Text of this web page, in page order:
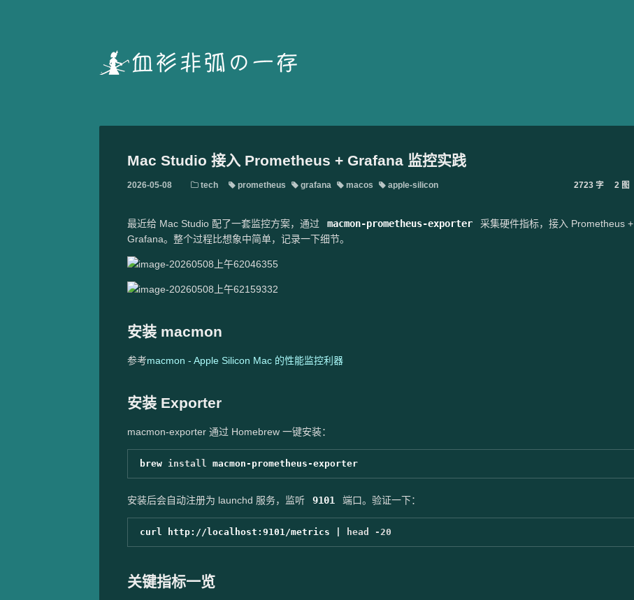
Mac Studio 接入 Prometheus + Grafana 监控实践
2026-05-08 tech prometheus grafana macos apple-silicon 2 图
2723 字
最近给 Mac Studio 配了一套监控方案，通过 macmon-prometheus-exporter
采集硬件指标，接入 Prometheus +
Grafana。整个过程比想象中简单，记录一下细节。
安装 macmon
参考macmon - Apple Silicon Mac 的性能监控利器
安装 Exporter
macmon-exporter 通过 Homebrew 一键安装：
brew install macmon-prometheus-exporter
安装后会自动注册为 launchd 服务，监听 9101 端口。验证一下：
curl http://localhost:9101/metrics | head -20
关键指标一览